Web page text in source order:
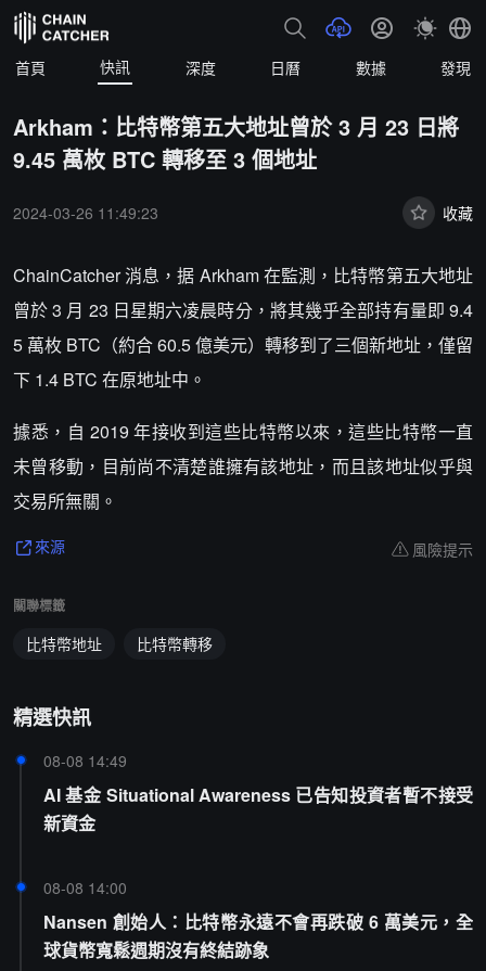
首頁 快訊 深度 日曆 數據 發現
Arkham：比特幣第五大地址曾於 3 月 23 日將
9.45 萬枚 BTC 轉移至 3 個地址
2024-03-26 11:49:23 收藏
ChainCatcher 消息，据 Arkham 在監測，比特幣第五大地址
曾於 3 月 23 日星期六凌晨時分，將其幾乎全部持有量即 9.4
5 萬枚 BTC（約合 60.5 億美元）轉移到了三個新地址，僅留
下 1.4 BTC 在原地址中。
據悉，自 2019 年接收到這些比特幣以來，這些比特幣一直
未曾移動，目前尚不清楚誰擁有該地址，而且該地址似乎與
交易所無關。
來源 風險提示
關聯標籤
比特幣地址 比特幣轉移
精選快訊
08-08 14:49
AI 基金 Situational Awareness 已告知投資者暫不接受
新資金
08-08 14:00
Nansen 創始人：比特幣永遠不會再跌破 6 萬美元，全
球貨幣寬鬆週期沒有終結跡象